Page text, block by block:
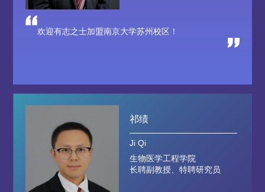
与子同梦，继往开来
柯东旭
Dongxu Ke
生物医学工程学院
准聘副教授